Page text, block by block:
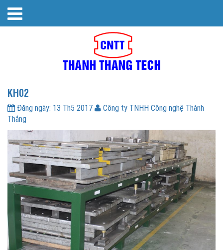
KH02
Đăng ngày: 13 Th5 2017
Công ty TNHH Công nghệ Thành
Thắng